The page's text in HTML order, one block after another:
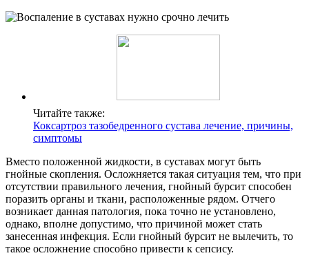
Читайте также:
Коксартроз тазобедренного сустава лечение, причины,
симптомы
Вместо положенной жидкости, в суставах могут быть
гнойные скопления. Осложняется такая ситуация тем, что при
отсутствии правильного лечения, гнойный бурсит способен
поразить органы и ткани, расположенные рядом. Отчего
возникает данная патология, пока точно не установлено,
однако, вполне допустимо, что причиной может стать
занесенная инфекция. Если гнойный бурсит не вылечить, то
такое осложнение способно привести к сепсису.